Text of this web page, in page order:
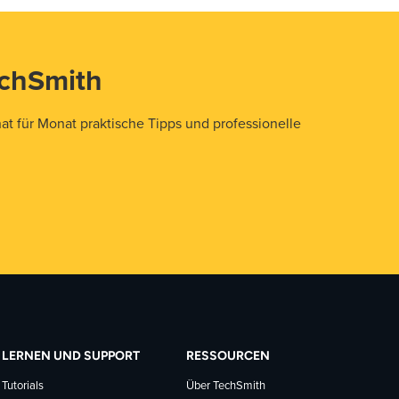
für Monat praktische Tipps und professionelle
LERNEN UND SUPPORT
Tutorials
RESSOURCEN
Über TechSmith